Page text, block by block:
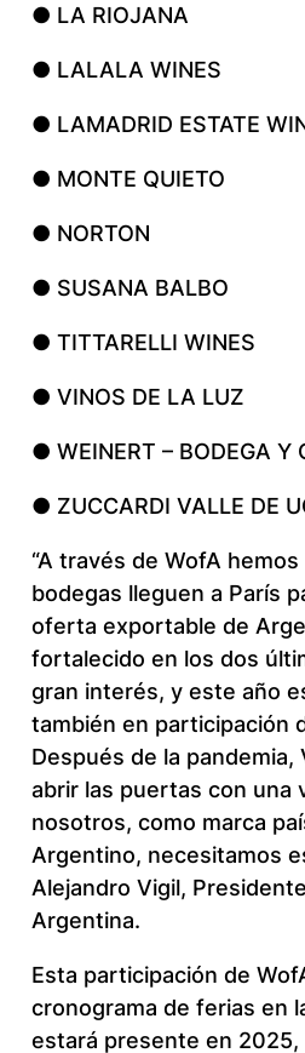
● LA RIOJANA
● LALALA WINES
● LAMADRID ESTATE
● MONTE QUIETO
● NORTON
● SUSANA BALBO
● TITTARELLI WINES
● VINOS DE LA LUZ
● WEINERT – BODEGA Y
● ZUCCARDI VALLE DE
“A través de WofA
bodegas lleguen a París
oferta exportable de
fortalecido en los dos
gran interés, y este año
también en participación
Después de la pandemia,
abrir las puertas con una
nosotros, como marca
Argentino, necesitamos
Alejandro Vigil,
Argentina.
Esta participación de
cronograma de ferias en
estará presente en